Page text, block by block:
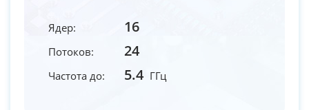
Ядер: 16
Потоков: 24
Частота до: 5.4 ГГц